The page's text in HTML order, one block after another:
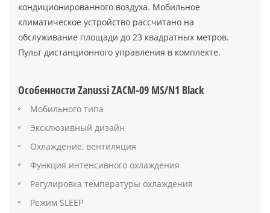
кондиционированного воздуха. Мобильное
климатическое устройство рассчитано на
обслуживание площади до 23 квадратных метров.
Пульт дистанционного управления в комплекте.
Особенности Zanussi ZACM-09 MS/N1 Black
Мобильного типа
Эксклюзивный дизайн
Охлаждение, вентиляция
Функция интенсивного охлаждения
Регулировка температуры охлаждения
Режим SLEEP